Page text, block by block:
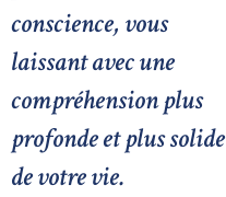
conscience, vous
laissant avec une
compréhension plus
profonde et plus solide
de votre vie.